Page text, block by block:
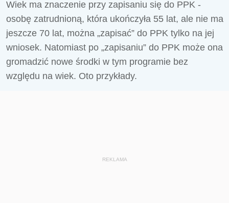
Wiek ma znaczenie przy zapisaniu się do PPK -
osobę zatrudnioną, która ukończyła 55 lat, ale nie ma
jeszcze 70 lat, można „zapisać” do PPK tylko na jej
wniosek. Natomiast po „zapisaniu” do PPK może ona
gromadzić nowe środki w tym programie bez
względu na wiek. Oto przykłady.
REKLAMA